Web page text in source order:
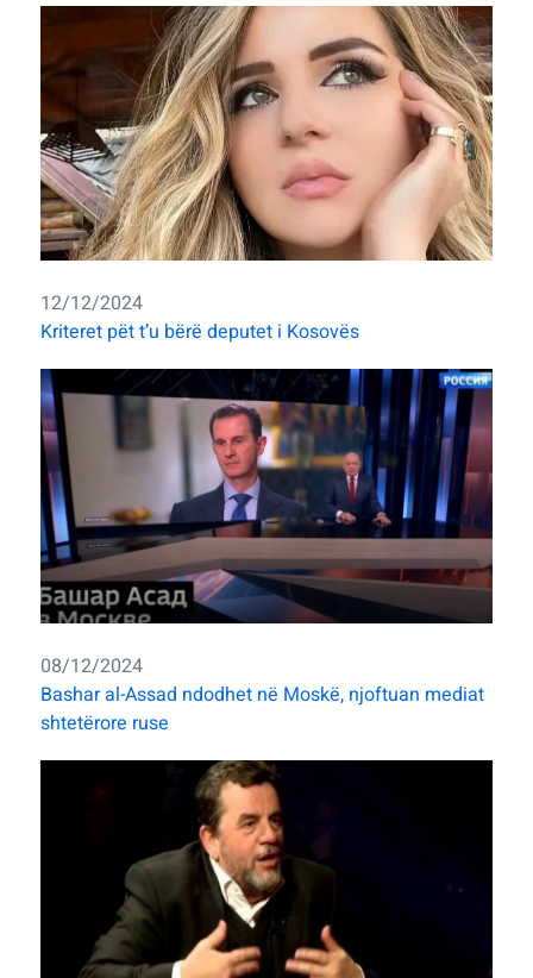
12/12/2024
Kriteret pët t’u bërë deputet i Kosovës
08/12/2024
Bashar al-Assad ndodhet në Moskë, njoftuan mediat
shtetërore ruse